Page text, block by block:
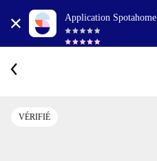
Application Spotahome
VÉRIFIÉ